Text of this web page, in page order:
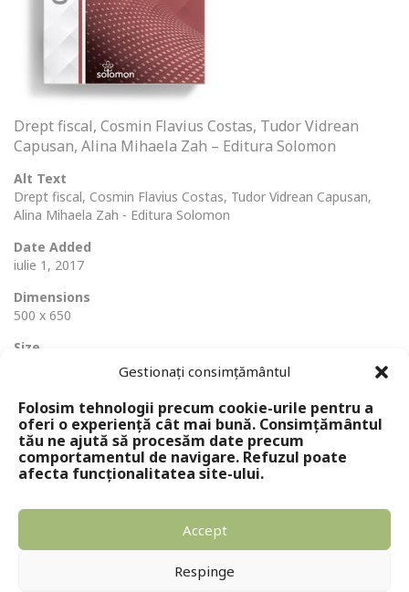
Gestionați consimțământul
Folosim tehnologii precum cookie-urile pentru a
oferi o experiență cât mai bună. Consimțământul
tău ne ajută să procesăm date precum
comportamentul de navigare. Refuzul poate
afecta funcționalitatea site-ului.
Accept
Respinge
Drept fiscal, Cosmin Flavius Costas, Tudor Vidrean
Capusan, Alina Mihaela Zah – Editura Solomon
Alt Text
Drept fiscal, Cosmin Flavius Costas, Tudor Vidrean Capusan,
Alina Mihaela Zah - Editura Solomon
Date Added
iulie 1, 2017
Dimensions
500 x 650
Size